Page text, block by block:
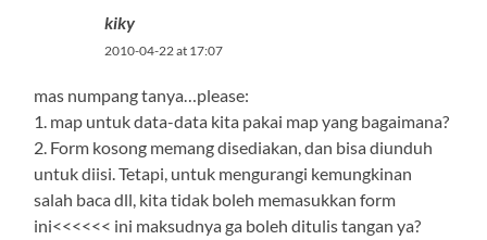
kiky
2010-04-22 at 17:07
mas numpang tanya…please:
1. map untuk data-data kita pakai map yang bagaimana?
2. Form kosong memang disediakan, dan bisa diunduh
untuk diisi. Tetapi, untuk mengurangi kemungkinan
salah baca dll, kita tidak boleh memasukkan form
ini<<<<<< ini maksudnya ga boleh ditulis tangan ya?